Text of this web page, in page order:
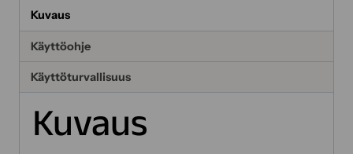
Kuvaus
Käyttöohje
Käyttöturvallisuus
Kuvaus